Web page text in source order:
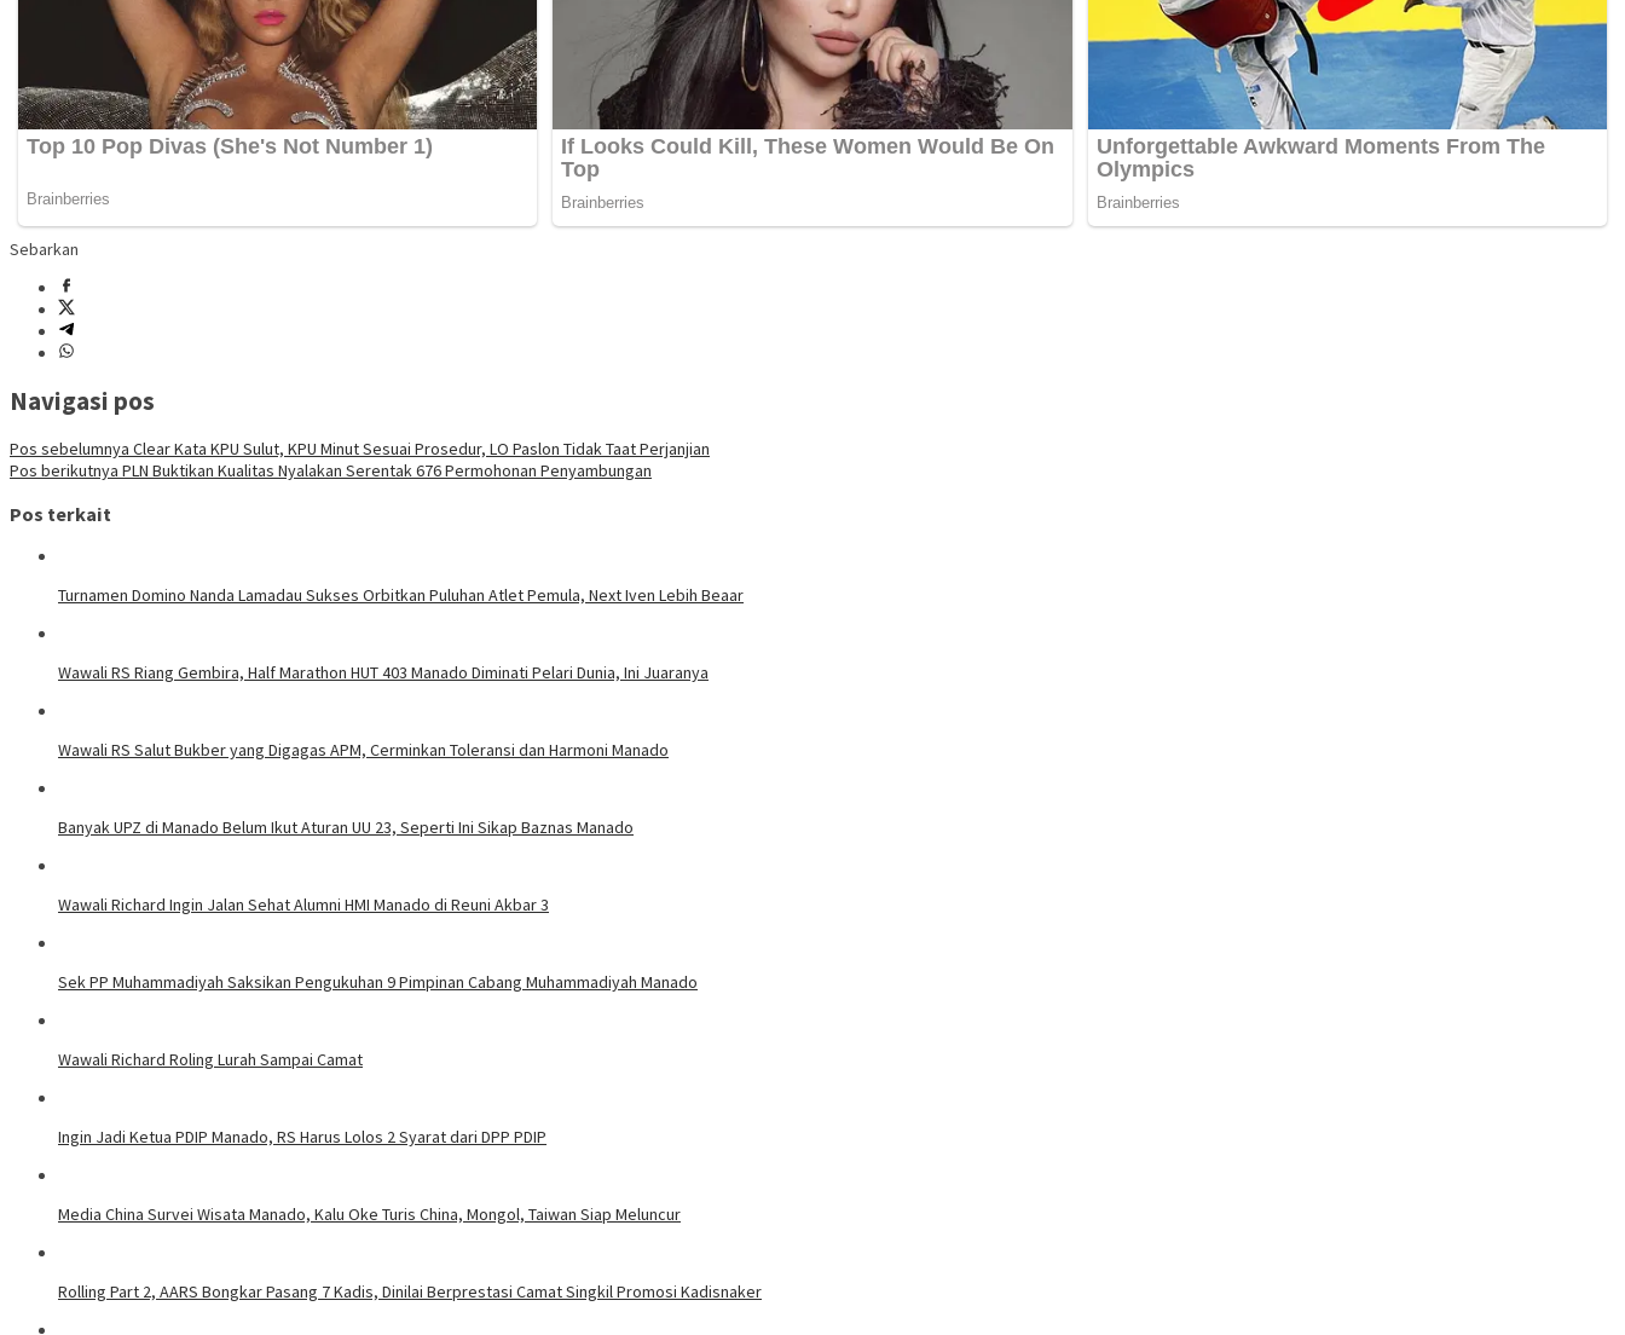
Sebarkan
Navigasi pos
Pos sebelumnya Clear Kata KPU Sulut, KPU Minut Sesuai Prosedur, LO Paslon Tidak Taat Perjanjian
Pos berikutnya PLN Buktikan Kualitas Nyalakan Serentak 676 Permohonan Penyambungan
Pos terkait
Turnamen Domino Nanda Lamadau Sukses Orbitkan Puluhan Atlet Pemula, Next Iven Lebih Beaar
Wawali RS Riang Gembira, Half Marathon HUT 403 Manado Diminati Pelari Dunia, Ini Juaranya
Wawali RS Salut Bukber yang Digagas APM, Cerminkan Toleransi dan Harmoni Manado
Banyak UPZ di Manado Belum Ikut Aturan UU 23, Seperti Ini Sikap Baznas Manado
Wawali Richard Ingin Jalan Sehat Alumni HMI Manado di Reuni Akbar 3
Sek PP Muhammadiyah Saksikan Pengukuhan 9 Pimpinan Cabang Muhammadiyah Manado
Wawali Richard Roling Lurah Sampai Camat
Ingin Jadi Ketua PDIP Manado, RS Harus Lolos 2 Syarat dari DPP PDIP
Media China Survei Wisata Manado, Kalu Oke Turis China, Mongol, Taiwan Siap Meluncur
Rolling Part 2, AARS Bongkar Pasang 7 Kadis, Dinilai Berprestasi Camat Singkil Promosi Kadisnaker